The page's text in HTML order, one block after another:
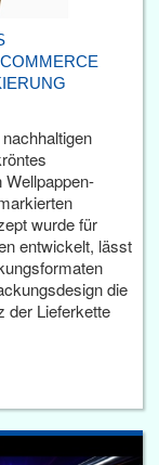
wurde für
entwickelt, lässt
die
der Lieferkette